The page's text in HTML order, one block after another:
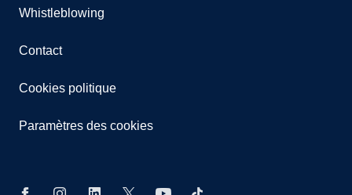
Whistleblowing
Contact
Cookies politique
Paramètres des cookies